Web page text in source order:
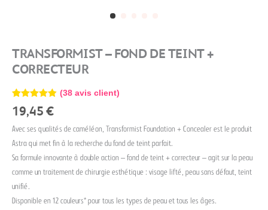
TRANSFORMIST – FOND DE TEINT +
CORRECTEUR
Noté
4.84
sur 5
38
notations
client
(38avis client)
19,45€
Avec ses qualités de caméléon, Transformist Foundation + Concealer est le produit
Astra qui met fin à la recherche du fond de teint parfait.
Sa formule innovante à double action – fond de teint + correcteur – agit sur la peau
comme un traitement de chirurgie esthétique : visage lifté, peau sans défaut, teint
unifié.
Disponible en 12 couleurs* pour tous les types de peau et tous les âges.